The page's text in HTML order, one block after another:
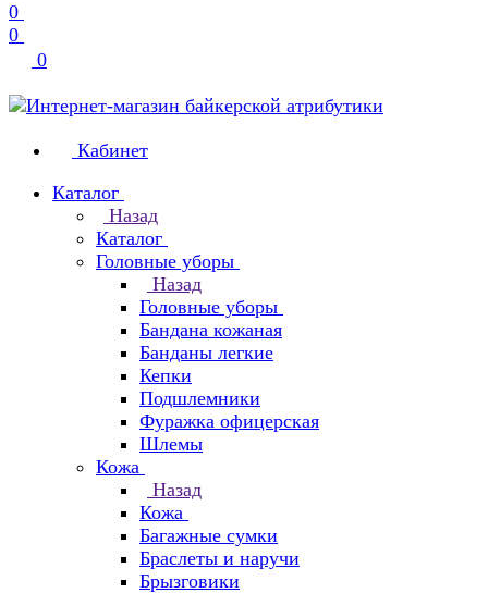
0
0
0
Кабинет
Каталог
Назад
Каталог
Головные уборы
Назад
Головные уборы
Бандана кожаная
Банданы легкие
Кепки
Подшлемники
Фуражка офицерская
Шлемы
Кожа
Назад
Кожа
Багажные сумки
Браслеты и наручи
Брызговики